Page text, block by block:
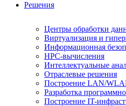
Решения
Центры обработки
Виртуализация и
Информационная
HPC-вычисления
Интеллектуальные
Отраслевые решения
Построение LAN/
Разработка
Построение IT-